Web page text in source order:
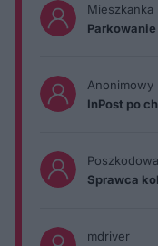
Mieszkanka
Parkowanie
Anonimowy
InPost po
Sprawca
mdriver